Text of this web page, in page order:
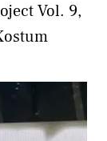
Vol. 9,